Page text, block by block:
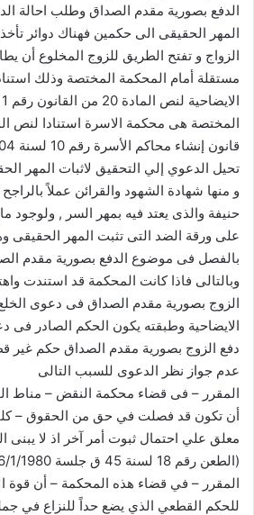
الدفع بصورية مقدم الصداق وطلب احالة
المهر الحقيقى الى حكمين فهناك دوائر تأخذ
الزواج و تفتح الطريق للزوج المخلوع أن
مستقلة أمام المحكمة المختصة وذلك
تحيل الدعوي إلي التحقيق لاثبات المهر
و منها شهادة الشهود والقرائن عملاً
حنيفة والذى يعتد فيه بمهر السر , ولوجود
على ورقة الضد التى تثبت المهر الحقيقى
بالفصل فى موضوع الدفع بصورية مقدم
وبالتالى فاذا كانت المحكمة قد استندت
الزوج بصورية مقدم الصداق فى دعوى
الايضاحية وطبقته يكون الحكم الصادر فى
دفع الزوج بصورية مقدم الصداق حكم غير
عدم جواز نظر الدعوى للسبب التالى
المقرر – فى قضاء محكمة النقض – مناط
أن تكون قد فصلت في حق من الحقوق – كليا
معلق علي احتمال ثبوت أمر آخر اذ لا
(الطعن رقم 18 لسنة 45 ق جلسة 26/1/1980 س 31 ص286)
المقرر – في قضاء هذه المحكمة – أن قوة
للحكم القطعي الذي يضع حداً للنزاع في